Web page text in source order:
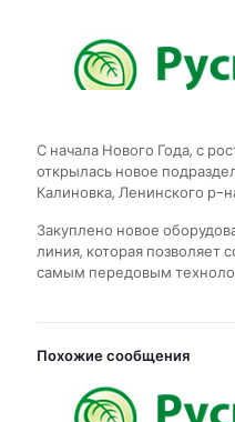
С начала Нового Года, с
открылась новое
Калиновка, Ленинского р-
Закуплено новое
линия, которая позволяет
самым передовым
Похожие сообщения